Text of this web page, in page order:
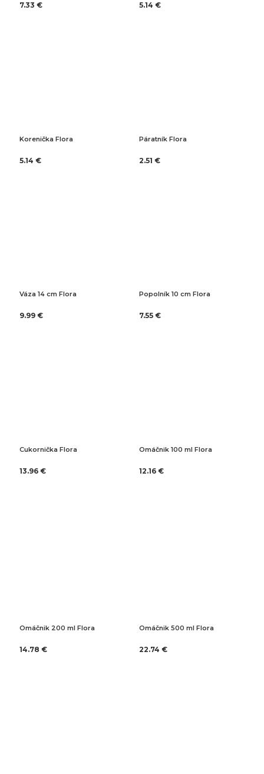
7.33 € 5.14 €
Korenička Flora
5.14 €
Páratník Flora
2.51 €
Váza 14 cm Flora
9.99 €
Popolník 10 cm Flora
7.55 €
Cukornička Flora
13.96 €
Omáčnik 100 ml Flora
12.16 €
Omáčnik 200 ml Flora
14.78 €
Omáčnik 500 ml Flora
22.74 €